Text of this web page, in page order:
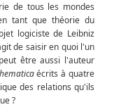
de tous les mondes
tant que théorie du
logiciste de Leibniz
de saisir en quoi l'un
être aussi l'auteur
écrits à quatre
des relations qu'ils
?